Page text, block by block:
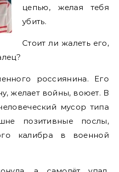
цепью, желая тебя
убить.
Стоит ли жалеть его,
россиянина. Его
желает войны, воюет. В
мусор типа
позитивные послы,
калибра в военной